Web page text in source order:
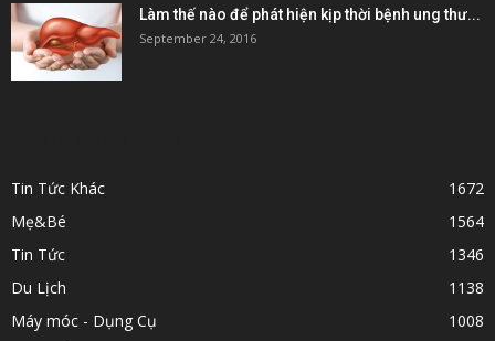
Làm thế nào để phát hiện kịp thời bệnh ung thư...
September 24, 2016
Tin Tức Khác
1672
Mẹ&Bé
1564
Tin Tức
1346
Du Lịch
1138
Máy móc - Dụng Cụ
1008